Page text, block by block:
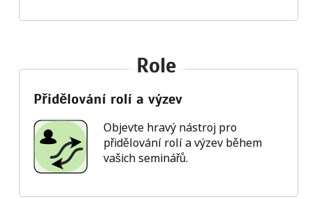
Role
Přidělování rolí a výzev
Objevte hravý nástroj pro
přidělování rolí a výzev během
vašich seminářů.